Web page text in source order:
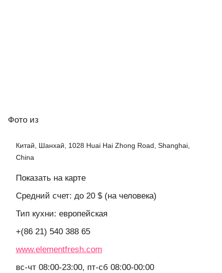
Фото из
Китай, Шанхай, 1028 Huai Hai Zhong Road, Shanghai,
China
Показать на карте
Средний счет: до 20 $ (на человека)
Тип кухни: европейская
+(86 21) 540 388 65
www.elementfresh.com
вс-чт 08:00-23:00, пт-сб 08:00-00:00